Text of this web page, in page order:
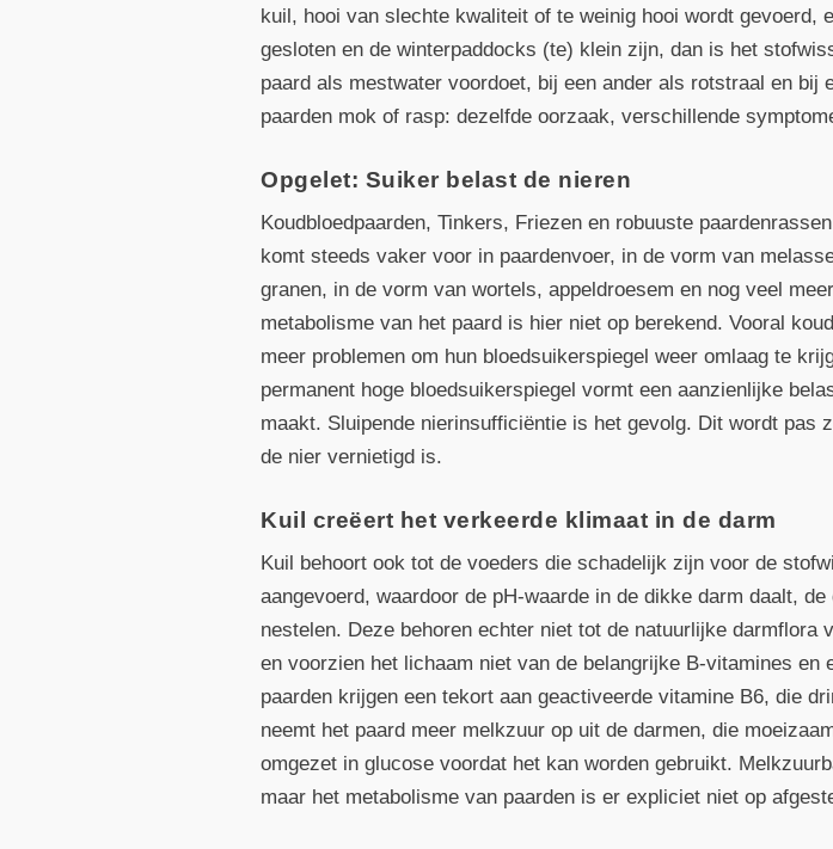
kuil, hooi van slechte kwaliteit of te weinig hooi wordt gevoerd,
gesloten en de winterpaddocks (te) klein zijn, dan is het
paard als mestwater voordoet, bij een ander als rotstraal en
paarden mok of rasp: dezelfde oorzaak, verschillende
Opgelet: Suiker belast de nieren
Koudbloedpaarden, Tinkers, Friezen en robuuste
komt steeds vaker voor in paardenvoer, in de vorm van
granen, in de vorm van wortels, appeldroesem en nog veel
metabolisme van het paard is hier niet op berekend. Vooral
meer problemen om hun bloedsuikerspiegel weer omlaag te
permanent hoge bloedsuikerspiegel vormt een aanzienlijke
maakt. Sluipende nierinsufficiëntie is het gevolg. Dit wordt pas
de nier vernietigd is.
Kuil creëert het verkeerde klimaat in de darm
Kuil behoort ook tot de voeders die schadelijk zijn voor de
aangevoerd, waardoor de pH-waarde in de dikke darm daalt,
nestelen. Deze behoren echter niet tot de natuurlijke
en voorzien het lichaam niet van de belangrijke B-vitamines
paarden krijgen een tekort aan geactiveerde vitamine B6, die
neemt het paard meer melkzuur op uit de darmen, die
omgezet in glucose voordat het kan worden gebruikt.
maar het metabolisme van paarden is er expliciet niet op